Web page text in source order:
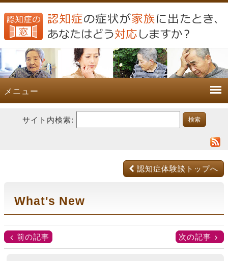
メニュー
サイト内検索:
認知症体験談トップへ
What's New
次の記事
前の記事